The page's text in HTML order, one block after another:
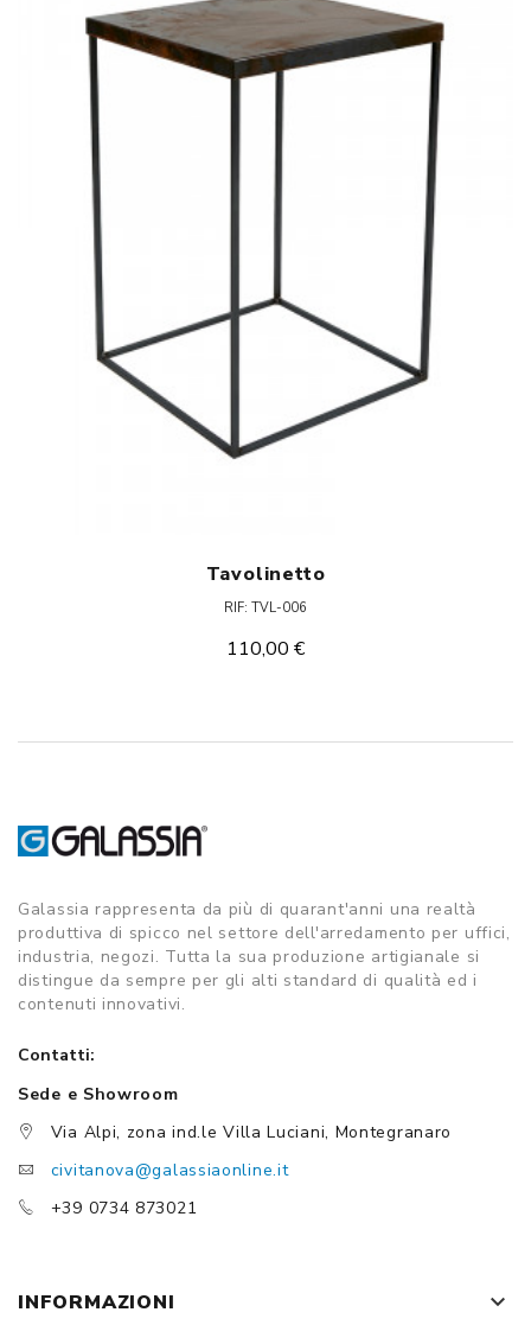
Tavolinetto
RIF: TVL-006
110,00 €
Galassia rappresenta da più di quarant'anni una realtà
produttiva di spicco nel settore dell'arredamento per uffici,
industria, negozi. Tutta la sua produzione artigianale si
distingue da sempre per gli alti standard di qualità ed i
contenuti innovativi.
Contatti:
Sede e Showroom
Via Alpi, zona ind.le Villa Luciani, Montegranaro
civitanova@galassiaonline.it
+39 0734 873021
INFORMAZIONI keyboard_arrow_down